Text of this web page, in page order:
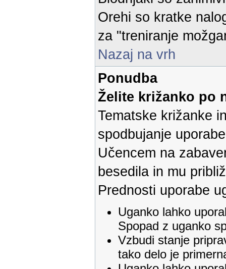
Orehi so kratke
za "treniranje
Nazaj na vrh
Ponudba
Želite križanko po
Tematske križanke
spodbujanje
Učencem na
besedila in mu
Prednosti uporabe
Uganko lahko
Spopad z uganko
Vzbudi stanje
tako delo je